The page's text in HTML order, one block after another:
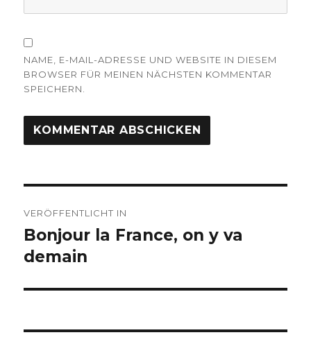
NAME, E-MAIL-ADRESSE UND WEBSITE IN DIESEM
BROWSER FÜR MEINEN NÄCHSTEN KOMMENTAR
SPEICHERN.
VERÖFFENTLICHT IN
Bonjour la France, on y va
demain